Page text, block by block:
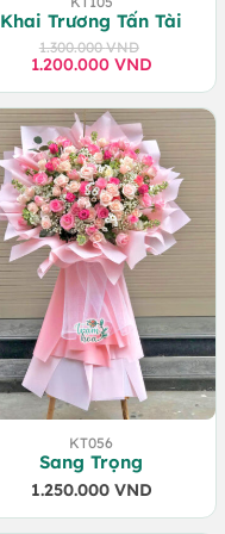
Khai Trương Tấn Tài
1.300.000VND
Giá
1.300.000 VND.
1.200.000 VND
Giá
là:
1.200.000 VND.
KT056
Sang Trọng
1.250.000 VND